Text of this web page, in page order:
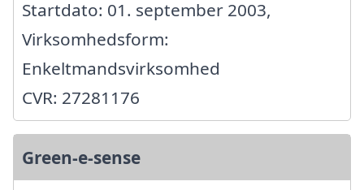
Startdato: 01. september 2003,
Virksomhedsform:
Enkeltmandsvirksomhed
CVR: 27281176
Green-e-sense